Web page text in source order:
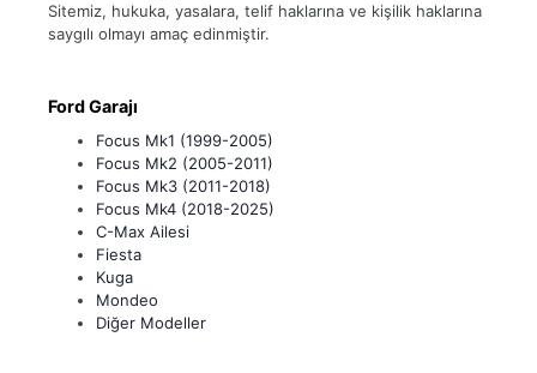
Sitemiz, hukuka, yasalara, telif haklarına ve kişilik haklarına
saygılı olmayı amaç edinmiştir.
Ford Garajı
Focus Mk1 (1999-2005)
Focus Mk2 (2005-2011)
Focus Mk3 (2011-2018)
Focus Mk4 (2018-2025)
C-Max Ailesi
Fiesta
Kuga
Mondeo
Diğer Modeller